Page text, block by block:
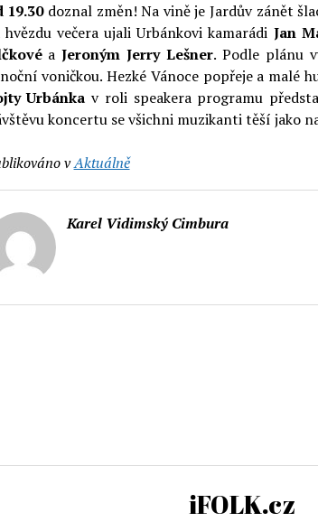
19.30doznal změn! Na vině je Jardův zánět
hvězdu večera ujali Urbánkovi kamarádi Jan
aJeroným Jerry Lešner. Podle plánu
voničkou. Hezké Vánoce popřeje a malé
Urbánka v roli speakera programu
koncertu se všichni muzikanti těší jako
vAktuálně
Karel Vidimský Cimbura
iFOLK.cz